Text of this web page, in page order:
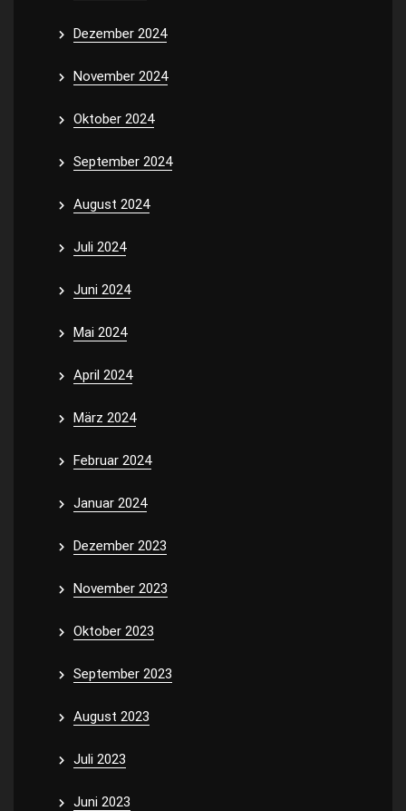
Dezember 2024
November 2024
Oktober 2024
September 2024
August 2024
Juli 2024
Juni 2024
Mai 2024
April 2024
März 2024
Februar 2024
Januar 2024
Dezember 2023
November 2023
Oktober 2023
September 2023
August 2023
Juli 2023
Juni 2023